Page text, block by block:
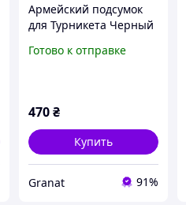
Армейский подсумок
для Турникета Черный
Готово к отправке
470 ₴
Купить
Granat 91%